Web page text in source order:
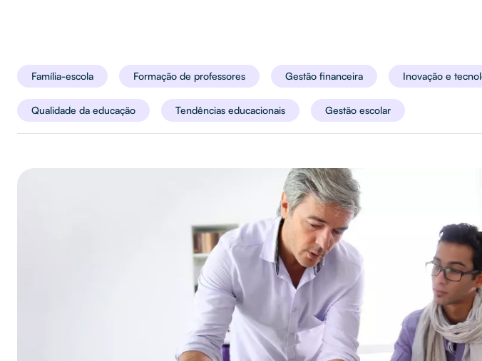
Família-escola Formação de professores Gestão financeira Inovação e
Qualidade da educação Tendências educacionais Gestão escolar